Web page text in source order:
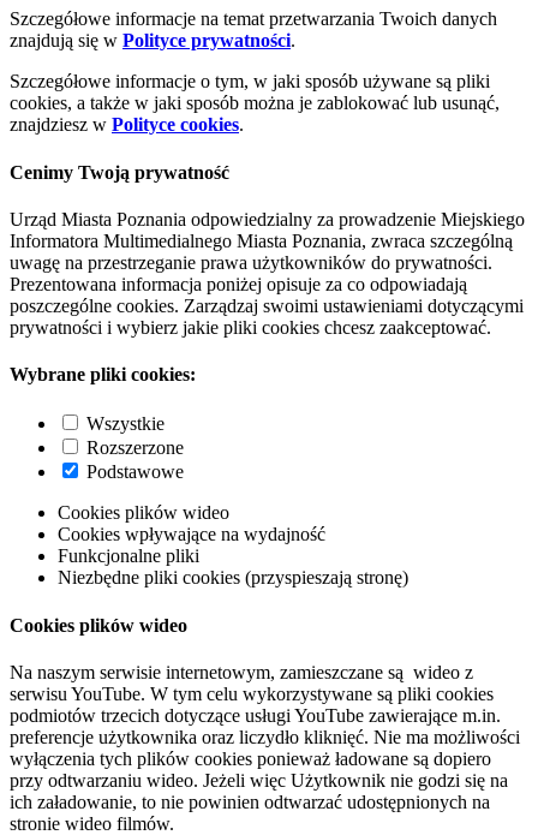
Szczegółowe informacje na temat przetwarzania Twoich danych
znajdują się w Polityce prywatności.
Szczegółowe informacje o tym, w jaki sposób używane są pliki
cookies, a także w jaki sposób można je zablokować lub usunąć,
znajdziesz w Polityce cookies.
Cenimy Twoją prywatność
Urząd Miasta Poznania odpowiedzialny za prowadzenie Miejskiego
Informatora Multimedialnego Miasta Poznania, zwraca szczególną
uwagę na przestrzeganie prawa użytkowników do prywatności.
Prezentowana informacja poniżej opisuje za co odpowiadają
poszczególne cookies. Zarządzaj swoimi ustawieniami dotyczącymi
prywatności i wybierz jakie pliki cookies chcesz zaakceptować.
Wybrane pliki cookies:
Wszystkie
Rozszerzone
Podstawowe
Cookies plików wideo
Cookies wpływające na wydajność
Funkcjonalne pliki
Niezbędne pliki cookies (przyspieszają stronę)
Cookies plików wideo
Na naszym serwisie internetowym, zamieszczane są wideo z
serwisu YouTube. W tym celu wykorzystywane są pliki cookies
podmiotów trzecich dotyczące usługi YouTube zawierające m.in.
preferencje użytkownika oraz liczydło kliknięć. Nie ma możliwości
wyłączenia tych plików cookies ponieważ ładowane są dopiero
przy odtwarzaniu wideo. Jeżeli więc Użytkownik nie godzi się na
ich załadowanie, to nie powinien odtwarzać udostępnionych na
stronie wideo filmów.